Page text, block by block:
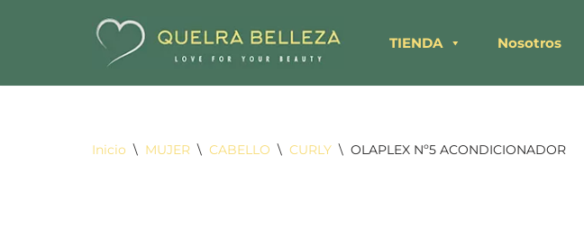
TIENDA Nosotros
Inicio \ MUJER \ CABELLO \ CURLY \ OLAPLEX Nº5 ACONDICIONADOR